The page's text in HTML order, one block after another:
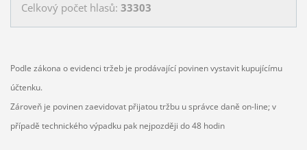
Celkový počet hlasů: 33303
Podle zákona o evidenci tržeb je prodávající povinen vystavit kupujícímu
účtenku.
Zároveň je povinen zaevidovat přijatou tržbu u správce daně on-line; v
případě technického výpadku pak nejpozději do 48 hodin